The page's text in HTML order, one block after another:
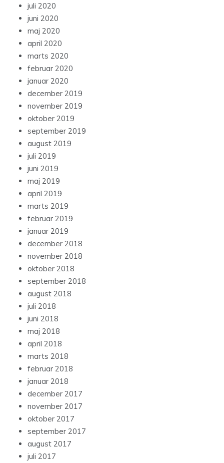
juli 2020
juni 2020
maj 2020
april 2020
marts 2020
februar 2020
januar 2020
december 2019
november 2019
oktober 2019
september 2019
august 2019
juli 2019
juni 2019
maj 2019
april 2019
marts 2019
februar 2019
januar 2019
december 2018
november 2018
oktober 2018
september 2018
august 2018
juli 2018
juni 2018
maj 2018
april 2018
marts 2018
februar 2018
januar 2018
december 2017
november 2017
oktober 2017
september 2017
august 2017
juli 2017